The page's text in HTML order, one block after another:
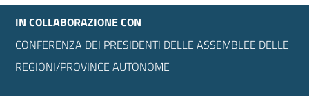
IN COLLABORAZIONE CON
CONFERENZA DEI PRESIDENTI DELLE ASSEMBLEE DELLE
REGIONI/PROVINCE AUTONOME